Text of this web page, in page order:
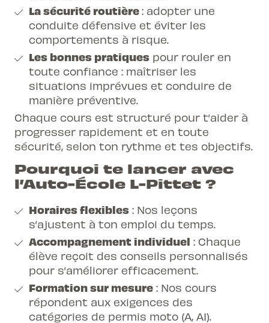
La sécurité routière: adopter une
conduite défensive et éviter les
comportements à risque.
Les bonnes pratiques pour rouler en
toute confiance : maîtriser les
situations imprévues et conduire de
manière préventive.
Chaque cours est structuré pour t’aider à
progresser rapidement et en toute
sécurité, selon ton rythme et tes objectifs.
Pourquoi te lancer avec
l’Auto-École L-Pittet ?
Horaires flexibles : Nos leçons
s’ajustent à ton emploi du temps.
Accompagnement individuel : Chaque
élève reçoit des conseils personnalisés
pour s’améliorer efficacement.
Formation sur mesure : Nos cours
répondent aux exigences des
catégories de permis moto (A, A1).